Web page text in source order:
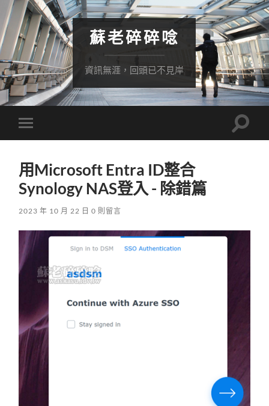
蘇老碎碎唸
資訊無涯，回頭已不見岸
Toggle
mobile
Toggle
用Microsoft Entra ID整合
Synology NAS登入 - 除錯篇
2023 年 10 月 22 日 0 則留言